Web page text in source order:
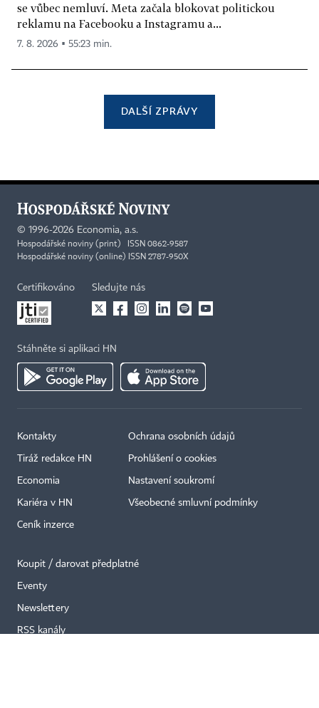
se vůbec nemluví. Meta začala blokovat politickou
reklamu na Facebooku a Instagramu a...
7. 8. 2026 ▪ 55:23 min.
DALŠÍ ZPRÁVY
© 1996-2026 Economia, a.s.
Hospodářské noviny (print) ISSN 0862-9587
Hospodářské noviny (online) ISSN 2787-950X
Certifikováno Sledujte nás
Stáhněte si aplikaci HN
Kontakty
Tiráž redakce HN
Economia
Kariéra v HN
Ceník inzerce
Ochrana osobních údajů
Prohlášení o cookies
Nastavení soukromí
Všeobecné smluvní podmínky
Koupit / darovat předplatné
Eventy
Newslettery
RSS kanály